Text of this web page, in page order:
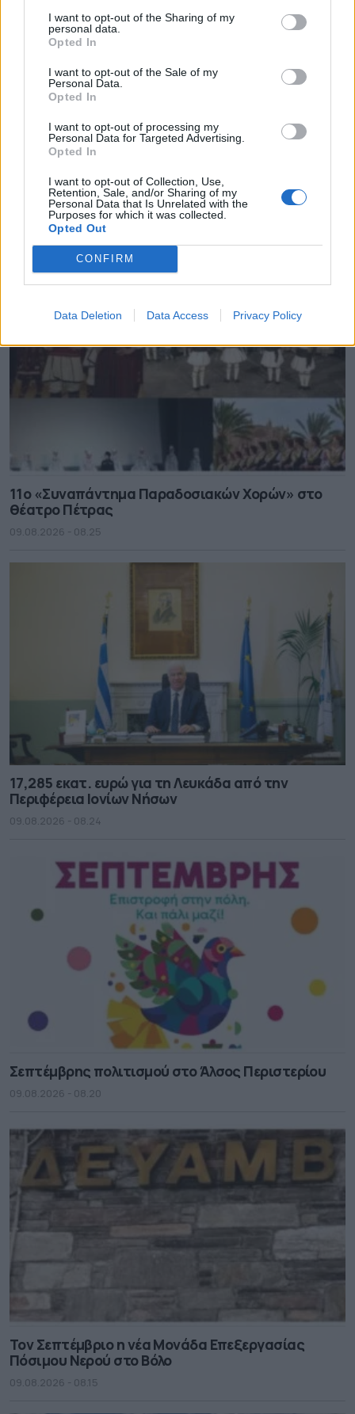
I want to opt-out of the Sharing of my
personal data.
Opted In
I want to opt-out of the Sale of my
Personal Data.
Opted In
I want to opt-out of processing my
Personal Data for Targeted Advertising.
Opted In
I want to opt-out of Collection, Use,
Retention, Sale, and/or Sharing of my
Personal Data that Is Unrelated with the
Purposes for which it was collected.
Opted Out
CONFIRM
Data Deletion Data Access Privacy Policy
Εγκρίθηκε το Σχέδιο Αστικής Ανθεκτικότητας του
δήμου Μαλεβιζίου
09.08.2026 - 08.30
11ο «Συναπάντημα Παραδοσιακών Χορών» στο
θέατρο Πέτρας
09.08.2026 - 08.25
17,285 εκατ. ευρώ για τη Λευκάδα από την
Περιφέρεια Ιονίων Νήσων
09.08.2026 - 08.24
Σεπτέμβρης πολιτισμού στο Άλσος Περιστερίου
09.08.2026 - 08.20
Τον Σεπτέμβριο η νέα Μονάδα Επεξεργασίας
Πόσιμου Νερού στο Βόλο
09.08.2026 - 08.15